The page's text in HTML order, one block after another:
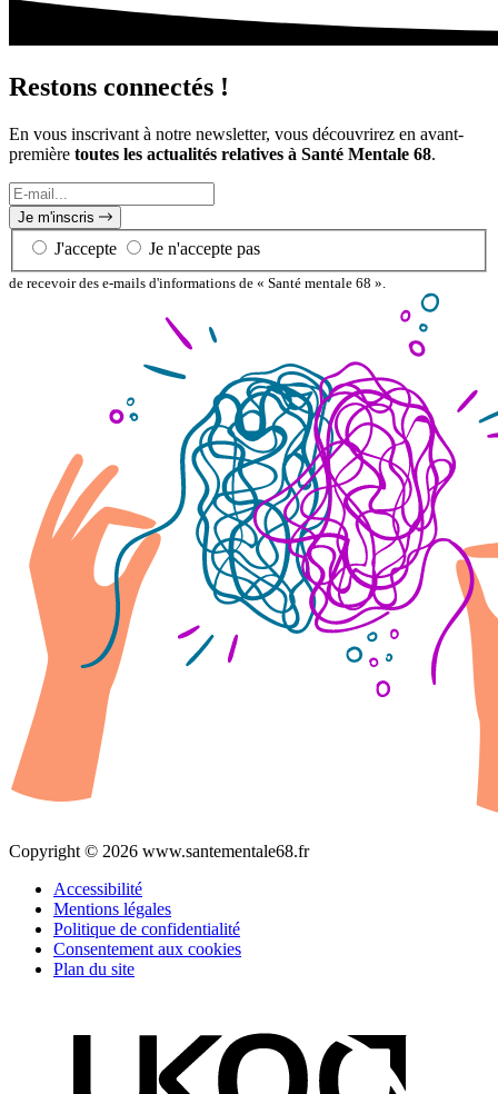
Restons connectés !
En vous inscrivant à notre newsletter, vous découvrirez en avant-
première toutes les actualités relatives à Santé Mentale 68.
E-
mail...
Je m'inscris
J'accepte Je n'accepte pas
de recevoir des e-mails d'informations de « Santé mentale 68 ».
Copyright © 2026 www.santementale68.fr
Accessibilité
Mentions légales
Politique de confidentialité
Consentement aux cookies
Plan du site